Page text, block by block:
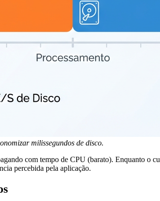
milissegundos de disco.
com tempo de CPU (barato). Enquanto o
percebida pela aplicação.